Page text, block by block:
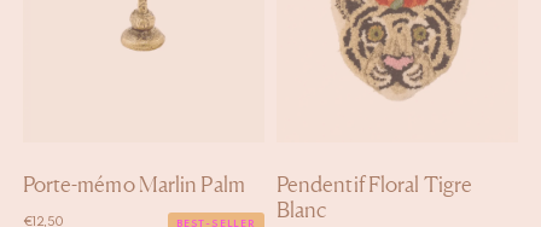
Porte-mémo Marlin Palm
€ 12,50 BEST-SELLER
Pendentif Floral Tigre
Blanc